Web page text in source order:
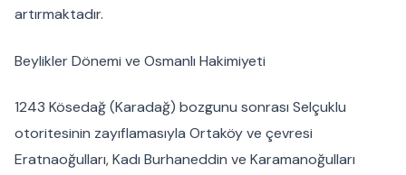
artırmaktadır.
Beylikler Dönemi ve Osmanlı Hakimiyeti
1243 Kösedağ (Karadağ) bozgunu sonrası Selçuklu
otoritesinin zayıflamasıyla Ortaköy ve çevresi
Eratnaoğulları, Kadı Burhaneddin ve Karamanoğulları